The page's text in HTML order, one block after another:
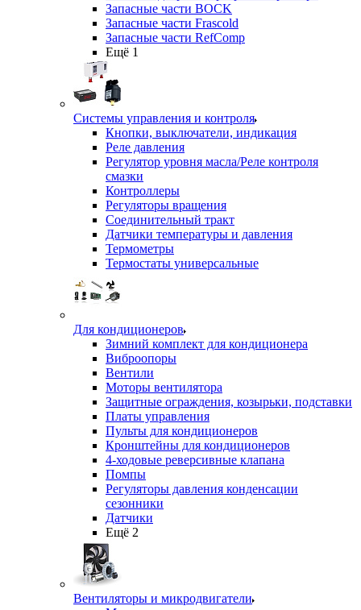
Запасные части BOCK
Запасные части Frascold
Запасные части RefComp
Ещё 1
Системы управления и контроля
Кнопки, выключатели, индикация
Реле давления
Регулятор уровня масла/Реле контроля
смазки
Контроллеры
Регуляторы вращения
Соединительный тракт
Датчики температуры и давления
Термометры
Термостаты универсальные
Для кондиционеров
Зимний комплект для кондиционера
Виброопоры
Вентили
Моторы вентилятора
Защитные ограждения, козырьки, подставки
Платы управления
Пульты для кондиционеров
Кронштейны для кондиционеров
4-ходовые реверсивные клапана
Помпы
Регуляторы давления конденсации
сезонники
Датчики
Ещё 2
Вентиляторы и микродвигатели